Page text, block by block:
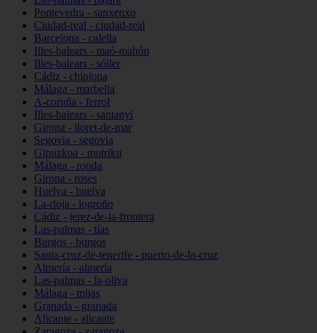
Pontevedra - sanxenxo
Ciudad-real - ciudad-real
Barcelona - calella
Illes-balears - maó-mahón
Illes-balears - sóller
Cádiz - chipiona
Málaga - marbella
A-coruña - ferrol
Illes-balears - santanyí
Girona - lloret-de-mar
Segovia - segovia
Gipuzkoa - mutriku
Málaga - ronda
Girona - roses
Huelva - huelva
La-rioja - logroño
Cádiz - jerez-de-la-frontera
Las-palmas - tías
Burgos - burgos
Santa-cruz-de-tenerife - puerto-de-la-cruz
Almería - almería
Las-palmas - la-oliva
Málaga - mijas
Granada - granada
Alicante - alicante